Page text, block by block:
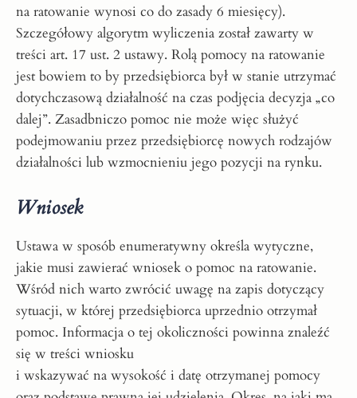
na ratowanie wynosi co do zasady 6 miesięcy).
Szczegółowy algorytm wyliczenia został zawarty w
treści art. 17 ust. 2 ustawy. Rolą pomocy na ratowanie
jest bowiem to by przedsiębiorca był w stanie utrzymać
dotychczasową działalność na czas podjęcia decyzja „co
dalej”. Zasadbniczo pomoc nie może więc służyć
podejmowaniu przez przedsiębiorcę nowych rodzajów
działalności lub wzmocnieniu jego pozycji na rynku.
Wniosek
Ustawa w sposób enumeratywny określa wytyczne,
jakie musi zawierać wniosek o pomoc na ratowanie.
Wśród nich warto zwrócić uwagę na zapis dotyczący
sytuacji, w której przedsiębiorca uprzednio otrzymał
pomoc. Informacja o tej okoliczności powinna znaleźć
się w treści wniosku
i wskazywać na wysokość i datę otrzymanej pomocy